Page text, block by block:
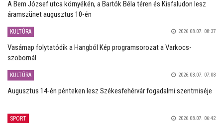
A Bem József utca környékén, a Bartók Béla téren és Kisfaludon lesz
áramszünet augusztus 10-én
KULTÚRA 2026.08.07. 08:37
Vasárnap folytatódik a Hangból Kép programsorozat a Varkocs-
szobornál
KULTÚRA 2026.08.07. 07:08
Augusztus 14-én pénteken lesz Székesfehérvár fogadalmi szentmiséje
SPORT 2026.08.07. 06:42